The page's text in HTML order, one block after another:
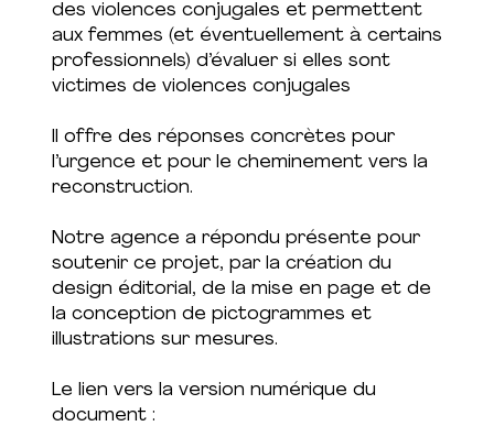
des violences conjugales et permettent
aux femmes (et éventuellement à certains
professionnels) d’évaluer si elles sont
victimes de violences conjugales
Il offre des réponses concrètes pour
l’urgence et pour le cheminement vers la
reconstruction.
Notre agence a répondu présente pour
soutenir ce projet, par la création du
design éditorial, de la mise en page et de
la conception de pictogrammes et
illustrations sur mesures.
Le lien vers la version numérique du
document :